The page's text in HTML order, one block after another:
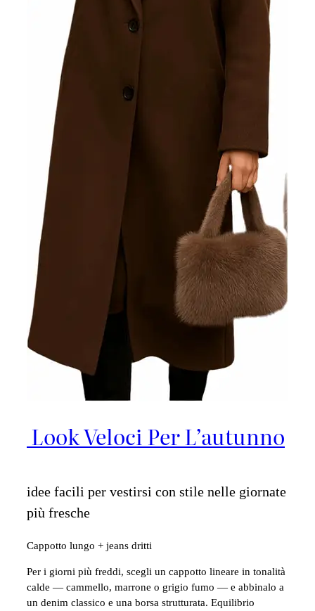
Look Veloci Per L’autunno
idee facili per vestirsi con stile nelle giornate
più fresche
Cappotto lungo + jeans dritti
Per i giorni più freddi, scegli un cappotto lineare in tonalità
calde — cammello, marrone o grigio fumo — e abbinalo a
un denim classico e una borsa strutturata. Equilibrio